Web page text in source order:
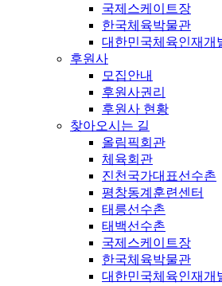
국제스케이트장
한국체육박물관
대한민국체육인재개
후원사
모집안내
후원사권리
후원사 현황
찾아오시는 길
올림픽회관
체육회관
진천국가대표선수촌
평창동계훈련센터
태릉선수촌
태백선수촌
국제스케이트장
한국체육박물관
대한민국체육인재개